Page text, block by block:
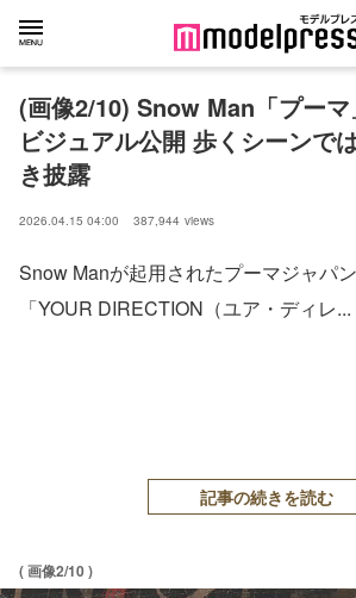
(画像2/10) Snow Man「プー
ビジュアル公開 歩くシーンで
き披露
2026.04.15 04:00 387,944 views
Snow Manが起用されたプーマジャパ
「YOUR DIRECTION（ユア・ディレ...
記事の続きを読む
( 画像2/10 )